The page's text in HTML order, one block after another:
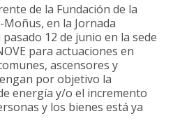
de la Fundación de la
Moñus, en la Jornada
12 de junio en la sede
para actuaciones en
ascensores y
por objetivo la
energía y/o el incremento
y los bienes está ya